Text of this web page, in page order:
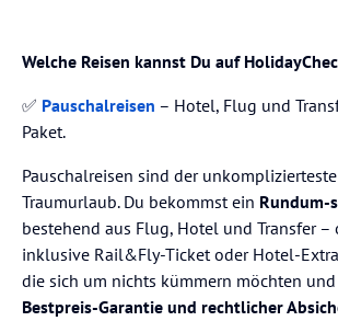
Welche Reisen kannst Du auf
✅ Pauschalreisen – Hotel, Flug und
Paket.
Pauschalreisen sind der
Traumurlaub. Du bekommst ein Rundum-
bestehend aus Flug, Hotel und Transfer –
inklusive Rail&Fly-Ticket oder Hotel-
die sich um nichts kümmern möchten
Bestpreis-Garantie und rechtlicher